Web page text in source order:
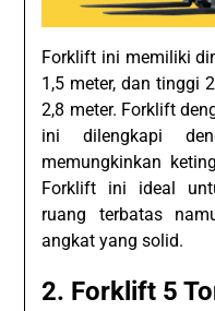
Forklift ini memiliki
1,5 meter, dan tinggi
2,8 meter. Forklift
ini dilengkapi
memungkinkan
Forklift ini ideal
ruang terbatas
angkat yang solid.
2. Forklift 5